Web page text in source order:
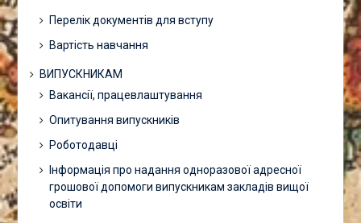
Перелік документів для вступу
Вартість навчання
ВИПУСКНИКАМ
Вакансії, працевлаштування
Опитування випускників
Роботодавці
Інформація про надання одноразової адресної
грошової допомоги випускникам закладів вищої
освіти